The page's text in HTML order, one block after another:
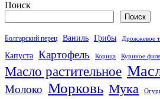
Поиск
Поиск
Болгарский перец Ваниль Грибы Дрожжевое
Капуста Картофель Корица Куриное филе
Масло растительное
Молоко Морковь Мука